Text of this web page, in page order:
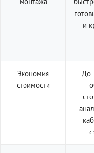
и
Экономия
стоимости
До